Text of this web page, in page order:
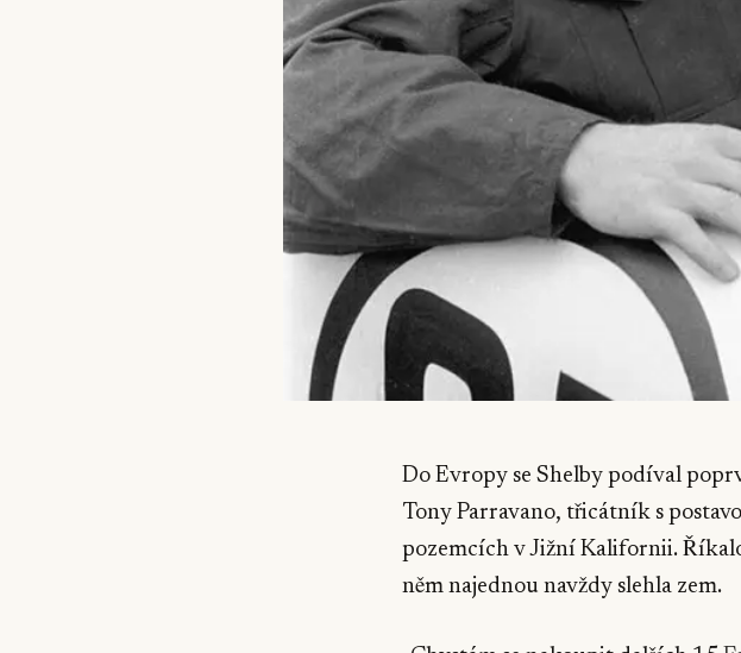
Do Evropy se Shelby podíval
Tony Parravano, třicátník s
pozemcích v Jižní Kalifornii.
něm najednou navždy slehla zem.